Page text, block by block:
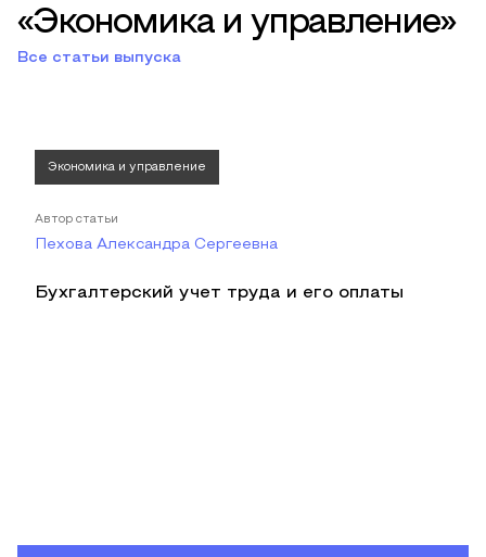
«Экономика и управление»
Все статьи выпуска
Экономика и управление
Автор статьи
Пехова Александра Сергеевна
Бухгалтерский учет труда и его оплаты